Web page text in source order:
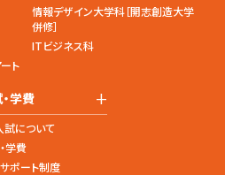
情報デザイン大学科［開志創造大学
併修］
ITビジネス科
ト
学費 +
試について
学費
ポート制度